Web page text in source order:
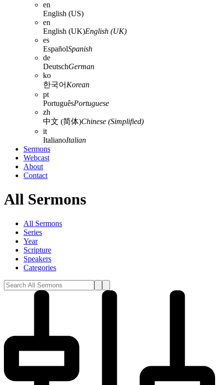
en
English (US)
en
English (UK)English (UK)
es
EspañolSpanish
de
DeutschGerman
ko
한국어 Korean
pt
PortuguêsPortuguese
zh
中文 (简体)Chinese (Simplified)
it
ItalianoItalian
Sermons
Webcast
About
Contact
All Sermons
All Sermons
Series
Year
Scripture
Speakers
Categories